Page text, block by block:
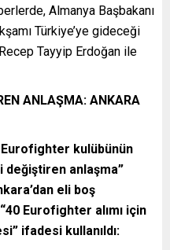
Almanya Başbakanı
Türkiye’ye gideceği
Tayyip Erdoğan ile
ANLAŞMA: ANKARA
kulübünün
değiştiren anlaşma”
eli boş
Eurofighter alımı için
ifadesi kullanıldı: